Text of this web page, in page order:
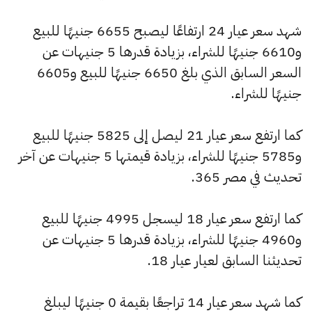
شهد سعر عيار 24 ارتفاعًا ليصبح 6655 جنيهًا للبيع
و6610 جنيهًا للشراء، بزيادة قدرها 5 جنيهات عن
السعر السابق الذي بلغ 6650 جنيهًا للبيع و6605
جنيهًا للشراء.
كما ارتفع سعر عيار 21 ليصل إلى 5825 جنيهًا للبيع
و5785 جنيهًا للشراء، بزيادة قيمتها 5 جنيهات عن آخر
تحديث في مصر 365.
كما ارتفع سعر عيار 18 ليسجل 4995 جنيهًا للبيع
و4960 جنيهًا للشراء، بزيادة قدرها 5 جنيهات عن
تحديثنا السابق لعيار عيار 18.
كما شهد سعر عيار 14 تراجعًا بقيمة 0 جنيهًا ليبلغ